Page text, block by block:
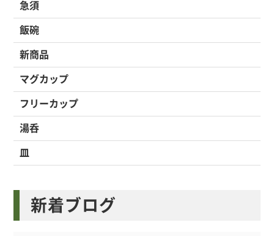
急須
飯碗
新商品
マグカップ
フリーカップ
湯呑
皿
新着ブログ